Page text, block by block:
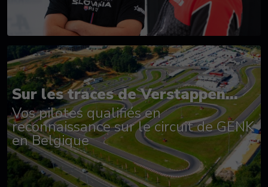
Sur les traces de Verstappen...
Vos pilotes qualifiés en
reconnaissance sur le circuit de GENK
en Belgique